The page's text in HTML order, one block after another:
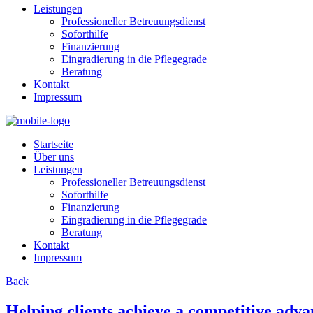
Leistungen
Professioneller Betreuungsdienst
Soforthilfe
Finanzierung
Eingradierung in die Pflegegrade
Beratung
Kontakt
Impressum
Startseite
Über uns
Leistungen
Professioneller Betreuungsdienst
Soforthilfe
Finanzierung
Eingradierung in die Pflegegrade
Beratung
Kontakt
Impressum
Back